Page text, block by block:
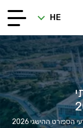
HE
ההישגי 2026